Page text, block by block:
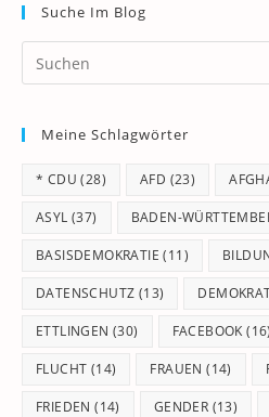
Suche Im Blog
Meine Schlagwörter
* CDU (28) AFD (23)
ASYL (37) BADEN-
BASISDEMOKRATIE (11)
DATENSCHUTZ (13)
ETTLINGEN (30) FACEBOOK (16)
FLUCHT (14) FRAUEN (14)
FRIEDEN (14) GENDER (13)